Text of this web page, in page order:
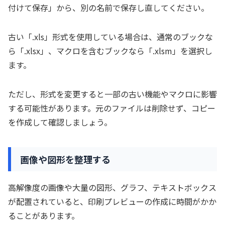
付けて保存」から、別の名前で保存し直してください。
古い「.xls」形式を使用している場合は、通常のブックな
ら「.xlsx」、マクロを含むブックなら「.xlsm」を選択し
ます。
ただし、形式を変更すると一部の古い機能やマクロに影響
する可能性があります。元のファイルは削除せず、コピー
を作成して確認しましょう。
画像や図形を整理する
高解像度の画像や大量の図形、グラフ、テキストボックス
が配置されていると、印刷プレビューの作成に時間がかか
ることがあります。